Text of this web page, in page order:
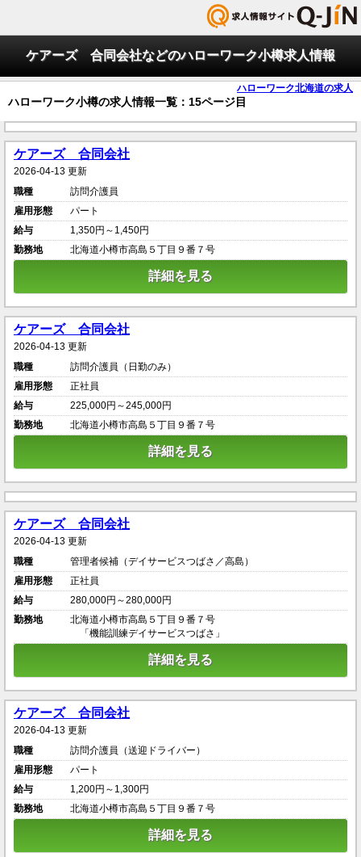
ケアーズ 合同会社などのハローワーク小樽求人情報
ハローワーク北海道の求人
ハローワーク小樽の求人情報一覧：15ページ目
ケアーズ 合同会社
2026-04-13 更新
職種
訪問介護員
雇用形態
パート
給与
1,350円～1,450円
勤務地
北海道小樽市高島５丁目９番７号
詳細を見る
ケアーズ 合同会社
2026-04-13 更新
職種
訪問介護員（日勤のみ）
雇用形態
正社員
給与
225,000円～245,000円
勤務地
北海道小樽市高島５丁目９番７号
詳細を見る
ケアーズ 合同会社
2026-04-13 更新
職種
管理者候補（デイサービスつばさ／高島）
雇用形態
正社員
給与
280,000円～280,000円
勤務地
北海道小樽市高島５丁目９番７号
「機能訓練デイサービスつばさ」
詳細を見る
ケアーズ 合同会社
2026-04-13 更新
職種
訪問介護員（送迎ドライバー）
雇用形態
パート
給与
1,200円～1,300円
勤務地
北海道小樽市高島５丁目９番７号
詳細を見る